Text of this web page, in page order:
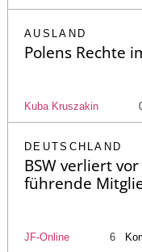
AUSLAND
Polens Rechte
Kuba Kruszakin
DEUTSCHLAND
BSW verliert
führende
JF-Online 6